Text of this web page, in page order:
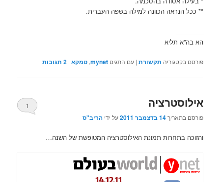
** ככל הנראה הכוונה למילה בשפה העברית.
הא בה”א תליא
פורסם בקטגוריה תקשורת |עם התגים mynet
,טמקא |
2 תגובות
אילוסטרציה
פורסם בתאריך14 בדצמבר 2011 על ידיהריב"ס
1
והזוכה בתחרות תמונת האילוסטרציה המטופשת של השנה…